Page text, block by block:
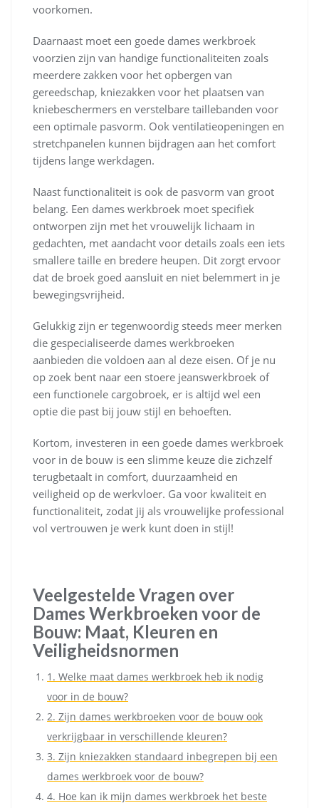
voorkomen.
Daarnaast moet een goede dames werkbroek
voorzien zijn van handige functionaliteiten zoals
meerdere zakken voor het opbergen van
gereedschap, kniezakken voor het plaatsen van
kniebeschermers en verstelbare taillebanden voor
een optimale pasvorm. Ook ventilatieopeningen en
stretchpanelen kunnen bijdragen aan het comfort
tijdens lange werkdagen.
Naast functionaliteit is ook de pasvorm van groot
belang. Een dames werkbroek moet specifiek
ontworpen zijn met het vrouwelijk lichaam in
gedachten, met aandacht voor details zoals een iets
smallere taille en bredere heupen. Dit zorgt ervoor
dat de broek goed aansluit en niet belemmert in je
bewegingsvrijheid.
Gelukkig zijn er tegenwoordig steeds meer merken
die gespecialiseerde dames werkbroeken
aanbieden die voldoen aan al deze eisen. Of je nu
op zoek bent naar een stoere jeanswerkbroek of
een functionele cargobroek, er is altijd wel een
optie die past bij jouw stijl en behoeften.
Kortom, investeren in een goede dames werkbroek
voor in de bouw is een slimme keuze die zichzelf
terugbetaalt in comfort, duurzaamheid en
veiligheid op de werkvloer. Ga voor kwaliteit en
functionaliteit, zodat jij als vrouwelijke professional
vol vertrouwen je werk kunt doen in stijl!
Veelgestelde Vragen over
Dames Werkbroeken voor de
Bouw: Maat, Kleuren en
Veiligheidsnormen
1. Welke maat dames werkbroek heb ik nodig
voor in de bouw?
2. Zijn dames werkbroeken voor de bouw ook
verkrijgbaar in verschillende kleuren?
3. Zijn kniezakken standaard inbegrepen bij een
dames werkbroek voor de bouw?
4. Hoe kan ik mijn dames werkbroek het beste